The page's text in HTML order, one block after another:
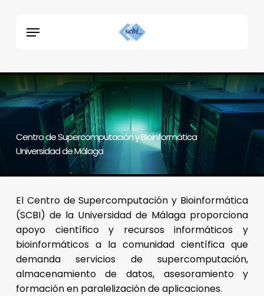
Menu
Centro de Supercomputación y Bioinformática
Universidad de Málaga
El Centro de Supercomputación y Bioinformática
(SCBI) de la Universidad de Málaga proporciona
apoyo científico y recursos informáticos y
bioinformáticos a la comunidad científica que
demanda servicios de supercomputación,
almacenamiento de datos, asesoramiento y
formación en paralelización de aplicaciones.